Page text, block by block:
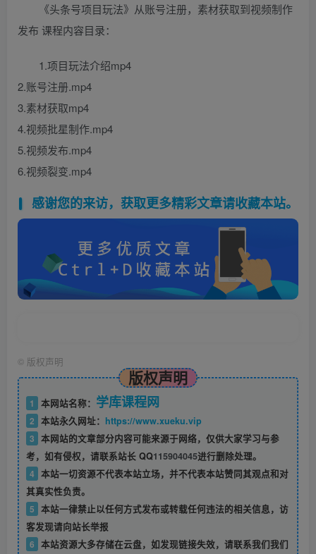
《头条号项目玩法》从账号注册，素材获取到视频制作
发布 课程内容目录：
1.项目玩法介绍mp4
2.账号注册.mp4
3.素材获取mp4
4.视频批星制作.mp4
5.视频发布.mp4
6.视频裂变.mp4
感谢您的来访，获取更多精彩文章请收藏本站。
© 版权声明
版权声明
1 本网站名称： 学库课程网
2 本站永久网址： https://www.xueku.vip
3 本网站的文章部分内容可能来源于网络，仅供大家学习与参
考，如有侵权，请联系站长 QQ115904045进行删除处理。
4 本站一切资源不代表本站立场，并不代表本站赞同其观点和对
其真实性负责。
5 本站一律禁止以任何方式发布或转载任何违法的相关信息，访
客发现请向站长举报
6 本站资源大多存储在云盘，如发现链接失效，请联系我们我们